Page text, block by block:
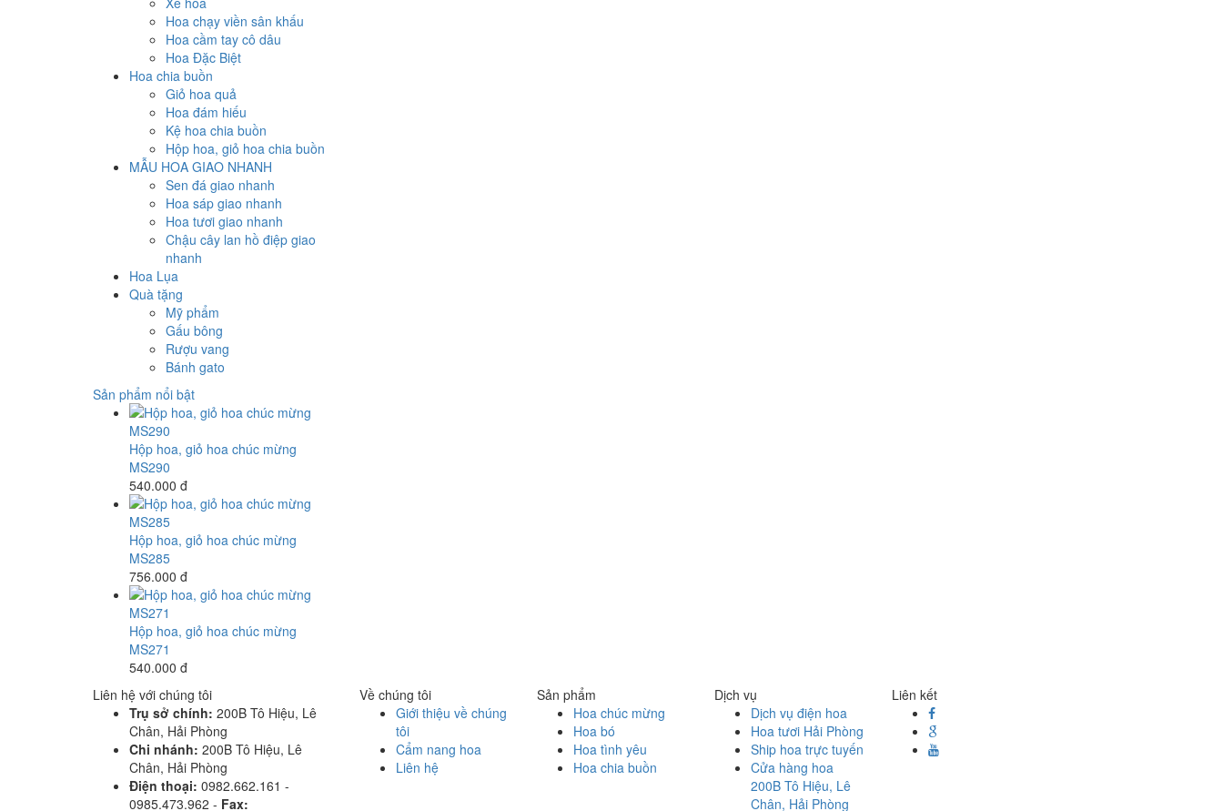
Hoa chạy viền sân khấu
Hoa cầm tay cô dâu
Hoa Đặc Biệt
Hoa chia buồn
Giỏ hoa quả
Hoa đám hiếu
Kệ hoa chia buồn
Hộp hoa, giỏ hoa chia buồn
MẪU HOA GIAO NHANH
Sen đá giao nhanh
Hoa sáp giao nhanh
Hoa tươi giao nhanh
Chậu cây lan hồ điệp giao
nhanh
Hoa Lụa
Quà tặng
Mỹ phẩm
Gấu bông
Rượu vang
Bánh gato
Sản phẩm nổi bật
Hộp hoa, giỏ hoa chúc mừng
MS290
540.000 đ
Hộp hoa, giỏ hoa chúc mừng
MS285
756.000 đ
Hộp hoa, giỏ hoa chúc mừng
MS271
540.000 đ
Liên hệ với chúng tôi
Trụ sở chính: 200B Tô Hiệu, Lê
Chân, Hải Phòng
Chi nhánh: 200B Tô Hiệu, Lê
Chân, Hải Phòng
Điện thoại: 0982.662.161 -
0985.473.962 - Fax:
Về chúng tôi
Giới thiệu về chúng
tôi
Cẩm nang hoa
Liên hệ
Sản phẩm
Hoa chúc mừng
Hoa bó
Hoa tình yêu
Hoa chia buồn
Dịch vụ
Dịch vụ điện hoa
Hoa tươi Hải Phòng
Ship hoa trực tuyến
Cửa hàng hoa
200B Tô Hiệu, Lê
Chân, Hải Phòng
Liên kết